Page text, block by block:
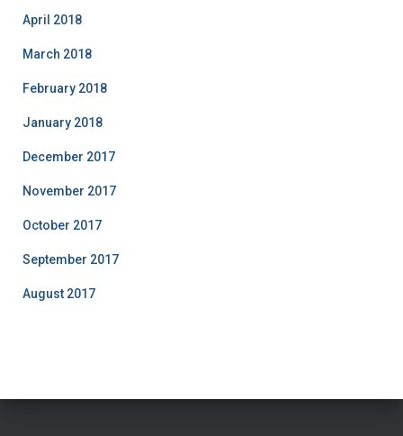
April 2018
March 2018
February 2018
January 2018
December 2017
November 2017
October 2017
September 2017
August 2017